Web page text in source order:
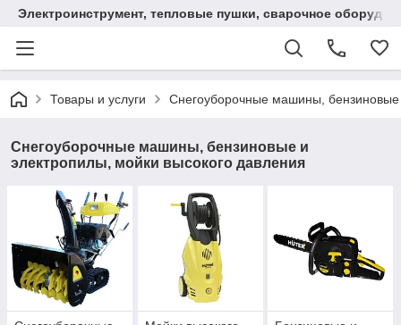
Электроинструмент, тепловые пушки, сварочное
Товары и услуги Снегоуборочные машины, бензиновые
Снегоуборочные машины, бензиновые и
электропилы, мойки высокого давления